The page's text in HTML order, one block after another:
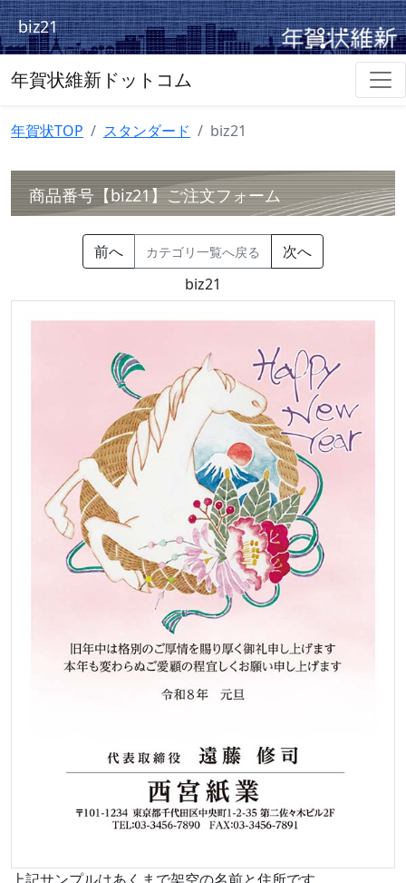
biz21
年賀状維新ドットコム
年賀状TOP スタンダード biz21
商品番号【biz21】ご注文フォーム
前へ カテゴリ一覧へ戻る
次へ
biz21